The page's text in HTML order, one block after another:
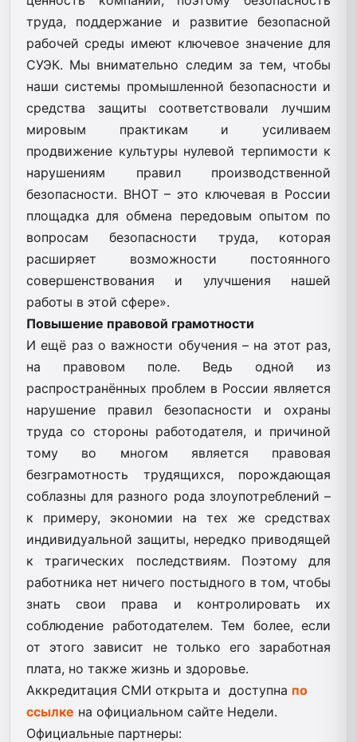
труда, поддержание и развитие безопасной
рабочей среды имеют ключевое значение для
СУЭК. Мы внимательно следим за тем, чтобы
наши системы промышленной безопасности и
средства защиты соответствовали лучшим
мировым практикам и усиливаем
продвижение культуры нулевой терпимости к
нарушениям правил производственной
безопасности. ВНОТ – это ключевая в России
площадка для обмена передовым опытом по
вопросам безопасности труда, которая
расширяет возможности постоянного
совершенствования и улучшения нашей
работы в этой сфере».
Повышение правовой грамотности
И ещё раз о важности обучения – на этот раз,
на правовом поле. Ведь одной из
распространённых проблем в России является
нарушение правил безопасности и охраны
труда со стороны работодателя, и причиной
тому во многом является правовая
безграмотность трудящихся, порождающая
соблазны для разного рода злоупотреблений –
к примеру, экономии на тех же средствах
индивидуальной защиты, нередко приводящей
к трагических последствиям. Поэтому для
работника нет ничего постыдного в том, чтобы
знать свои права и контролировать их
соблюдение работодателем. Тем более, если
от этого зависит не только его заработная
плата, но также жизнь и здоровье.
Аккредитация СМИ открыта и доступна по
ссылке на официальном сайте Недели.
Официальные партнеры: